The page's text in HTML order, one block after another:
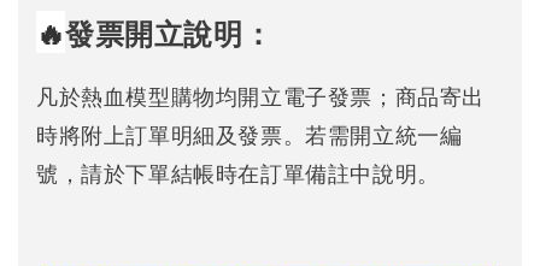
🔥發票開立說明：
凡於熱血模型購物均開立電子發票；商品寄出
時將附上訂單明細及發票。若需開立統一編
號，請於下單結帳時在訂單備註中說明。